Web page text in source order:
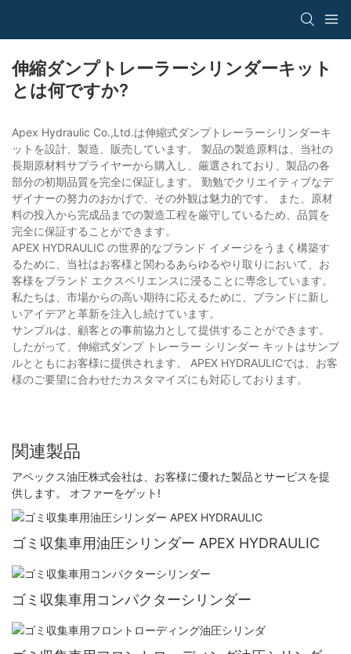
伸縮ダンプトレーラーシリンダーキット
とは何ですか?
Apex Hydraulic Co.,Ltd.は伸縮式ダンプトレーラーシリンダーキ
ットを設計、製造、販売しています。 製品の製造原料は、当社の
長期原材料サプライヤーから購入し、厳選されており、製品の各
部分の初期品質を完全に保証します。 勤勉でクリエイティブなデ
ザイナーの努力のおかげで、その外観は魅力的です。 また、原材
料の投入から完成品までの製造工程を厳守しているため、品質を
完全に保証することができます。
APEX HYDRAULIC の世界的なブランド イメージをうまく構築す
るために、当社はお客様と関わるあらゆるやり取りにおいて、お
客様をブランド エクスペリエンスに浸ることに専念しています。
私たちは、市場からの高い期待に応えるために、ブランドに新し
いアイデアと革新を注入し続けています。
サンプルは、顧客との事前協力として提供することができます。
したがって、伸縮式ダンプ トレーラー シリンダー キットはサンプ
ルとともにお客様に提供されます。 APEX HYDRAULICでは、お客
様のご要望に合わせたカスタマイズにも対応しております。
関連製品
アペックス油圧株式会社は、お客様に優れた製品とサービスを提
供します。 オファーをゲット!
ゴミ収集車用油圧シリンダー APEX HYDRAULIC
ゴミ収集車用コンパクターシリンダー